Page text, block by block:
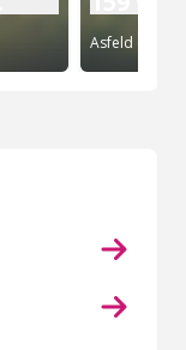
Asfeld (08)